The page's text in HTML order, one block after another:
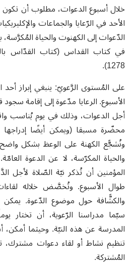
خلال أسبوع الدعوات، مطلوب أن
الأحد في الرّعايا والجماعات
الدّعوات إلى الكهنوت والحياة
1278).
على المُستوى الرَّعويّ: ينبغي إبراز أحد
الأسبوع. الرعايا مدّعوة إلى إقامة
أجل الدعوات، وذلك في يوم يُناسب
محضّرة مسبقا (ويمكن أيضًا
ونُشجًّع الكهنة على الوعظ بشكل
والحياة المكرّسة، لا عن الدعوة
المؤمنين أن تُذكر نيّة الصّلاة لأجل
طوال الأسبوع. وتُخصَّض خلاله
والكشًّافة حول موضوع الدّعوة. يمكن
سيّما مدراسنا الرّعوية، أن تختار
المدرسة عن هذه النيّة. وحيثما أمكن،
تنظيم نشاط أو لقاء دعوات مشترك،
المُشتركة.